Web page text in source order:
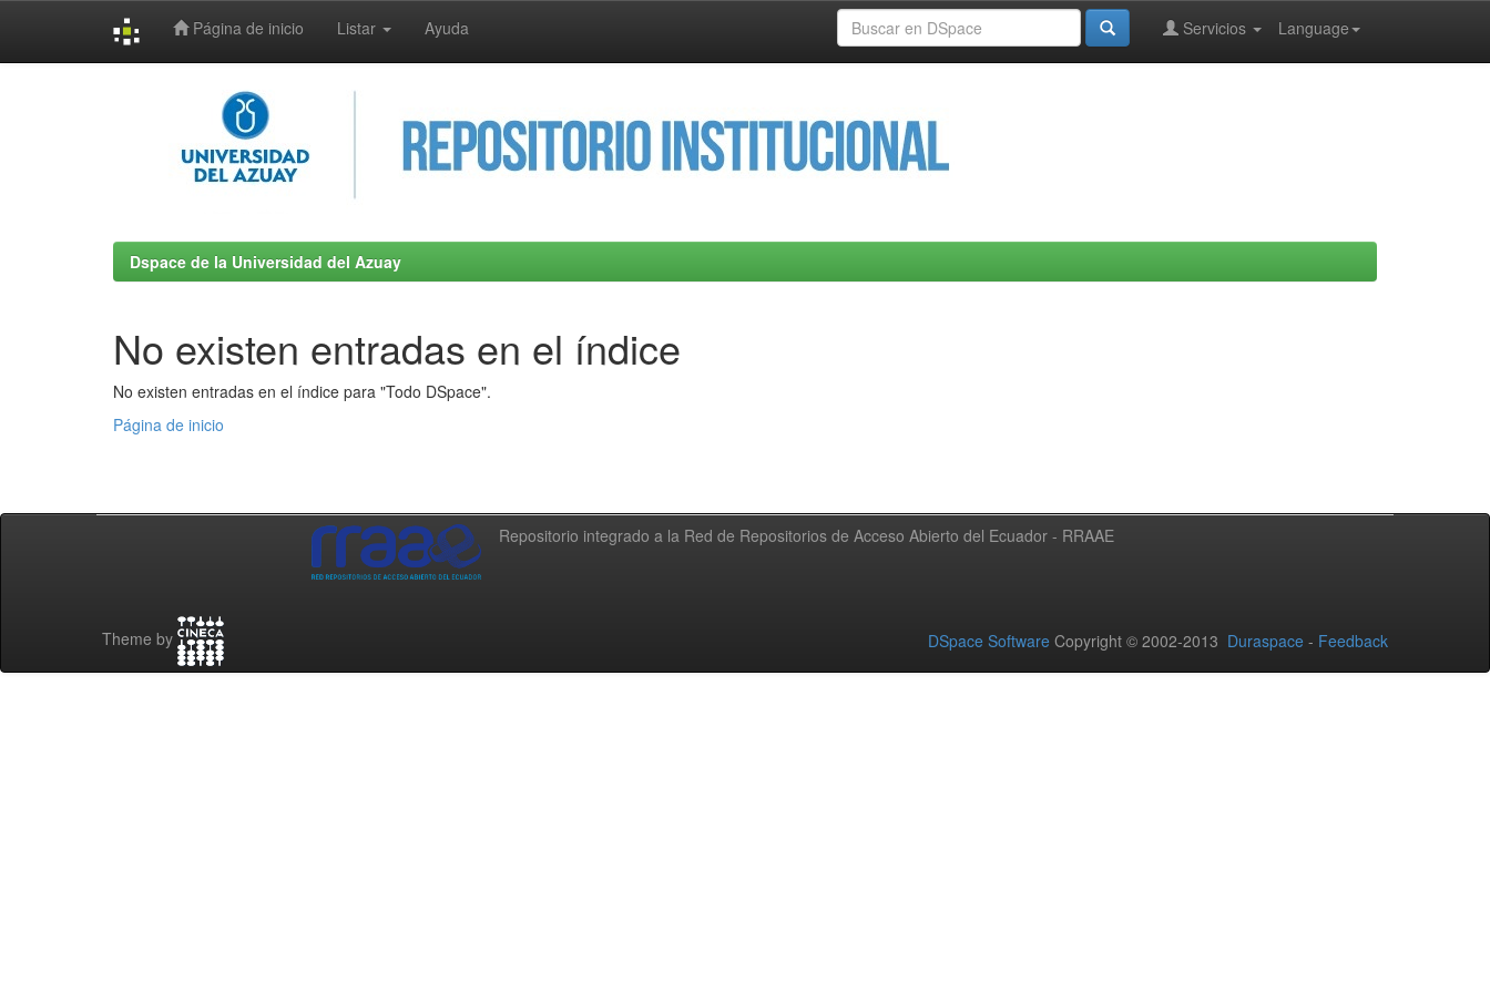
Página de inicio Listar Ayuda Language
Servicios
Dspace de la Universidad del Azuay
No existen entradas en el índice
No existen entradas en el índice para "Todo DSpace".
Página de inicio
Repositorio integrado a la Red de Repositorios de Acceso Abierto del Ecuador - RRAAE
Theme by DSpace Software Copyright © 2002-2013 Duraspace - Feedback